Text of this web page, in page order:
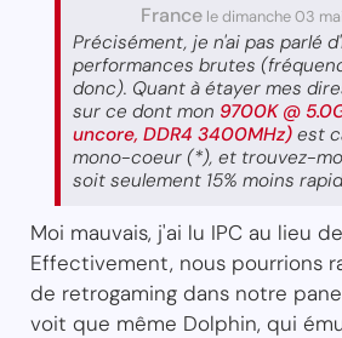
France le dimanche 03
Précisément, je n'ai pas parlé
performances brutes
donc). Quant à étayer mes
sur ce dont mon 9700K @
uncore, DDR4 3400MHz) est
mono-coeur (*), et trouvez-
soit seulement 15% moins
Moi mauvais, j'ai lu IPC au lieu
Effectivement, nous pourrions
de retrogaming dans notre
voit que même Dolphin, qui